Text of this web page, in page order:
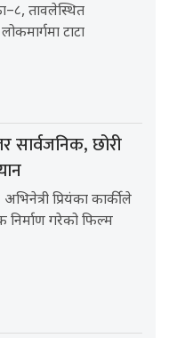
तावलेस्थित
टाटा
सार्वजनिक, छोरी
प्रियंका कार्कीले
निर्माण गरेको फिल्म